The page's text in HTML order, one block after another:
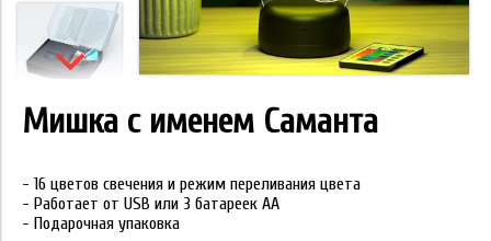
Мишка с именем Саманта
- 16 цветов свечения и режим переливания цвета
- Работает от USB или 3 батареек АА
- Подарочная упаковка